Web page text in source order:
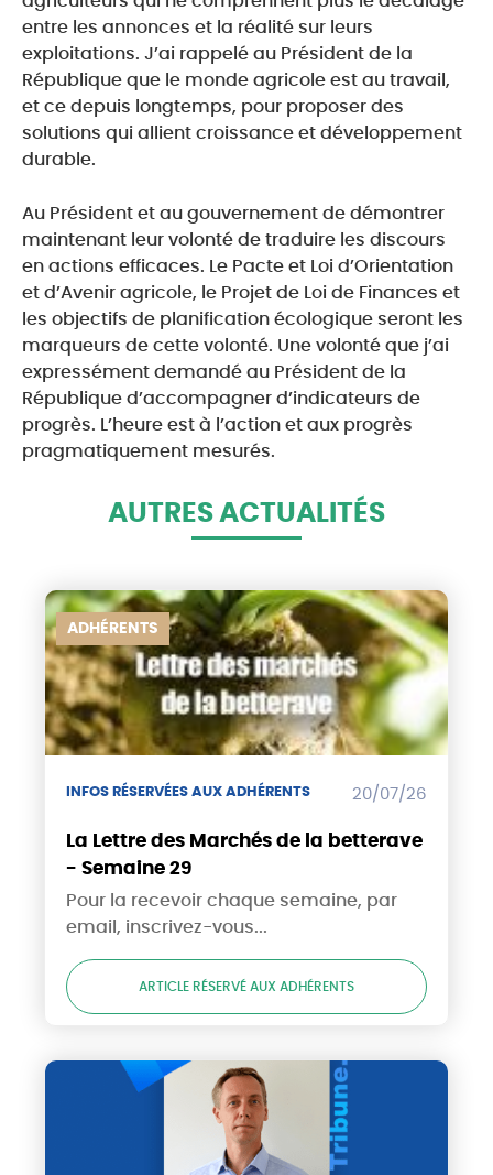
entre les annonces et la réalité sur leurs
exploitations. J’ai rappelé au Président de la
République que le monde agricole est au travail,
et ce depuis longtemps, pour proposer des
solutions qui allient croissance et développement
durable.
Au Président et au gouvernement de démontrer
maintenant leur volonté de traduire les discours
en actions efficaces. Le Pacte et Loi d’Orientation
et d’Avenir agricole, le Projet de Loi de Finances et
les objectifs de planification écologique seront les
marqueurs de cette volonté. Une volonté que j’ai
expressément demandé au Président de la
République d’accompagner d’indicateurs de
progrès. L’heure est à l’action et aux progrès
pragmatiquement mesurés.
AUTRES ACTUALITÉS
ADHÉRENTS
INFOS RÉSERVÉES AUX ADHÉRENTS 20/07/26
La Lettre des Marchés de la betterave
- Semaine 29
Pour la recevoir chaque semaine, par
email, inscrivez-vous...
ARTICLE RÉSERVÉ AUX ADHÉRENTS